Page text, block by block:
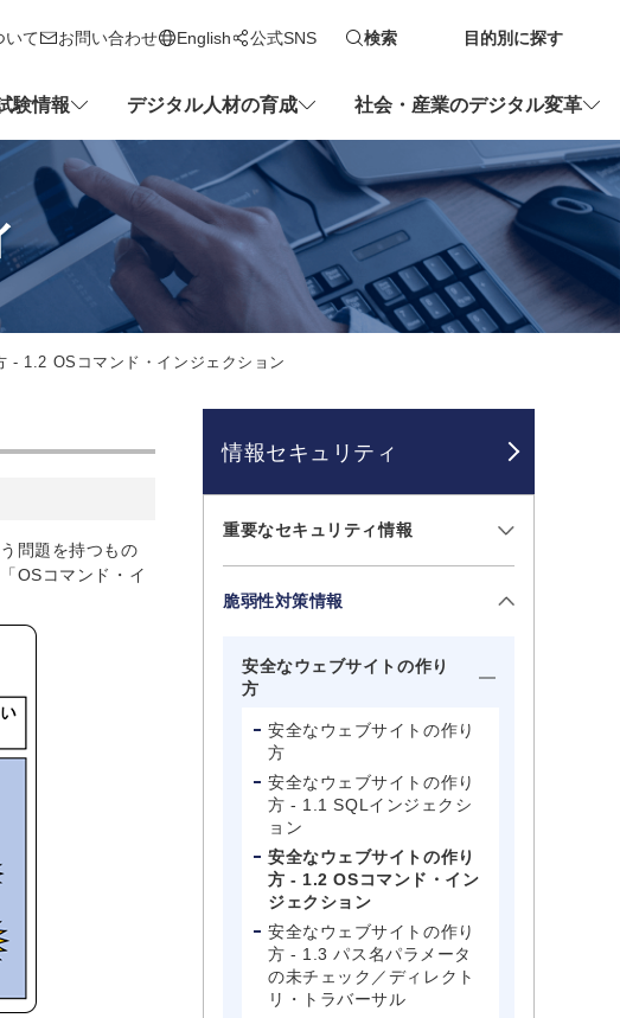
いて
お問い合わせ English
新しいタブで開きます
公式SNS 検索 目的別に探す
験情報 デジタル人材の育成 社会・産業のデジタル変革
- 1.2 OSコマンド・インジェクション
問題を持つもの
OSコマンド・イ
情報セキュリティ
重要なセキュリティ情報
脆弱性対策情報
安全なウェブサイトの作り
方
安全なウェブサイトの作り
方
安全なウェブサイトの作り
方 - 1.1 SQLインジェクシ
ョン
安全なウェブサイトの作り
方 - 1.2 OSコマンド・イン
ジェクション
安全なウェブサイトの作り
方 - 1.3 パス名パラメータ
の未チェック／ディレクト
リ・トラバーサル